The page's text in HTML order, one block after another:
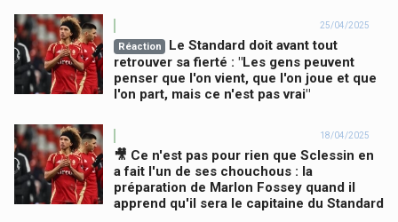
25/04/2025
Réaction
Le Standard doit avant tout
retrouver sa fierté : "Les gens peuvent
penser que l'on vient, que l'on joue et que
l'on part, mais ce n'est pas vrai"
18/04/2025
🎥 Ce n'est pas pour rien que Sclessin en
a fait l'un de ses chouchous : la
préparation de Marlon Fossey quand il
apprend qu'il sera le capitaine du Standard